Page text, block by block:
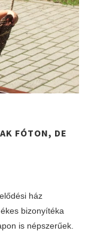
FÓTON, DE
ház
bizonyítéka
is népszerűek.